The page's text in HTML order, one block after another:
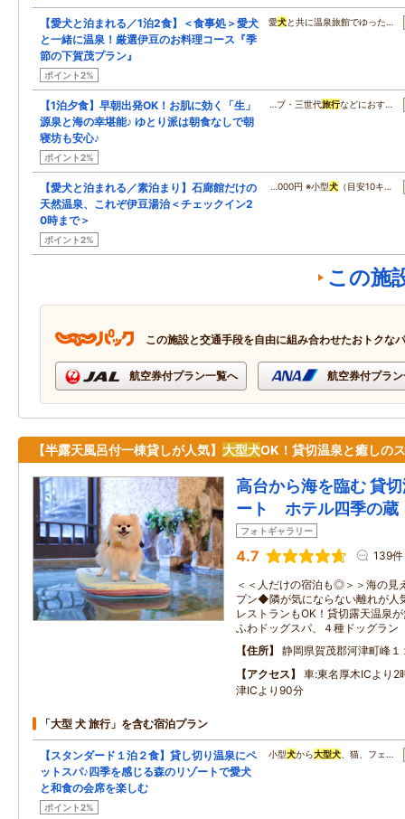
【愛犬と泊まれる／1泊2食】＜食事処＞愛犬
と一緒に温泉！厳選伊豆のお料理コース『季
節の下賀茂プラン』
ポイント2%
愛犬と共に温泉旅館でゆった…
【1泊夕食】早朝出発OK！お肌に効く「生」
源泉と海の幸堪能♪ ゆとり派は朝食なしで朝
寝坊も安心♪
ポイント2%
…プ・三世代旅行などにおす…
【愛犬と泊まれる／素泊まり】石廊館だけの
天然温泉、これぞ伊豆湯治＜チェックイン2
0時まで＞
ポイント2%
…000円 ※小型犬 （目安10キ…
この施
この施設と交通手段を自由に組み合わせたおトクな
航空券付プラン一覧へ 航空券付プラ
【半露天風呂付一棟貸しが人気】 大型犬OK！貸切温泉と癒しの
高台から海を臨む 貸
ート ホテル四季の蔵
フォトギャラリー
4.7 139件
＜＜人だけの宿泊も◎＞＞海の見
プン◆隣が気にならない離れが
レストランもOK！貸切露天温泉
ふわドッグスパ、４種ドッグラン
住所
静岡県賀茂郡河津町峰１
アクセス
車:東名厚木ICより2
津ICより90分
「大型 犬 旅行」を含む宿泊プラン
【スタンダード１泊２食】貸し切り温泉にペ
ットスパ♪四季を感じる森のリゾートで愛犬
と和食の会席を楽しむ
ポイント2%
小型犬から大型犬 、猫、フェ…